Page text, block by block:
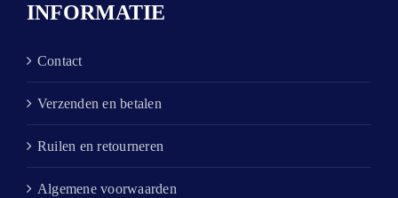
INFORMATIE
Contact
Verzenden en betalen
Ruilen en retourneren
Algemene voorwaarden